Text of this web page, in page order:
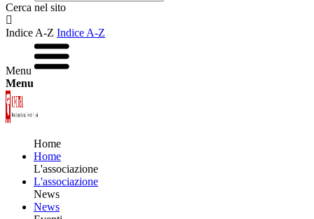
Cerca nel sito
Indice A-Z Indice A-Z
Menu
Menu
Home
Home
L'associazione
L'associazione
News
News